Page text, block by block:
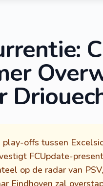
offs tussen
FCUpdate-
op de radar van
Eindhoven zal